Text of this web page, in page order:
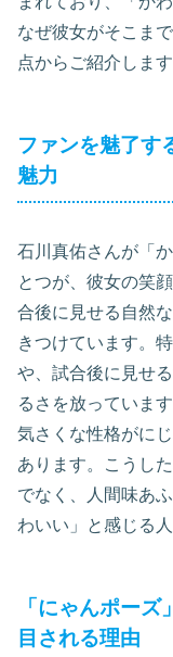
なぜ彼女がそこま
点からご紹介します
ファンを魅了す
魅力
石川真佑さんが「
とつが、彼女の笑
合後に見せる自然
きつけています。
や、試合後に見せ
るさを放っていま
気さくな性格がに
あります。こうし
でなく、人間味あ
わいい」と感じる
「にゃんポー
目される理由